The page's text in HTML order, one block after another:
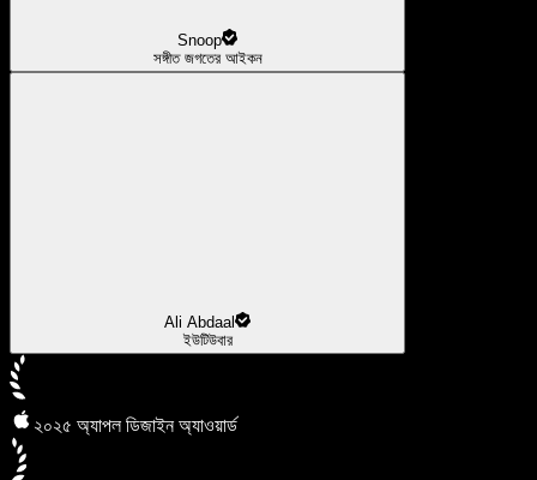
Snoop
সঙ্গীত জগতের আইকন
Ali Abdaal
ইউটিউবার
২০২৫ অ্যাপল ডিজাইন অ্যাওয়ার্ড